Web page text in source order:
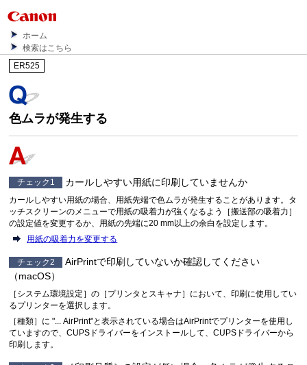
ホーム
検索はこちら
ER525
色ムラが発生する
チェック1 カールしやすい用紙に印刷していませんか
カールしやすい用紙の場合、用紙先端で色ムラが発生することがあります。タ
ッチスクリーンのメニューで用紙の吸着力が強くなるよう［搬送部の吸着力 ］
の設定値を変更するか、用紙の先端に20 mm以上の余白を設定します。
用紙の吸着力を変更する
チェック2
AirPrintで印刷していないか確認してください
（macOS）
［ システム環境設定 ］の［ プリンタとスキャナ ］において、印刷に使用してい
るプリンターを選択します。
［種類］に "... AirPrint"と表示されている場合はAirPrintでプリンターを使用し
ていますので、CUPSドライバーをインストールして、CUPSドライバーから
印刷します。